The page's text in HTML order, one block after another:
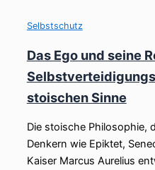
Selbstschutz
Das Ego und seine
stoischen Sinne
Die stoische Philosophie,
Denkern wie Epiktet,
Kaiser Marcus Aurelius